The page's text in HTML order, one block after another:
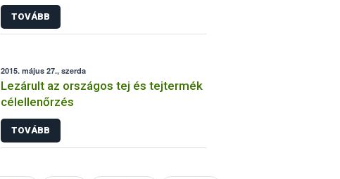
TOVÁBB
2015. május 27., szerda
Lezárult az országos tej és tejtermék
célellenőrzés
TOVÁBB